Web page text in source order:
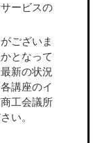
ービスの
ございま
となって
新の状況
講座のイ
工会議所
い。